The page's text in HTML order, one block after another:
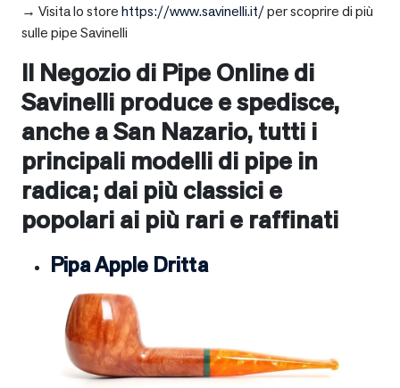
→ Visita lo storehttps://www.savinelli.it/per scoprire di più
sulle pipe Savinelli
Il Negozio di Pipe Online di
Savinelli produce e spedisce,
anche aSan Nazario, tutti i
principali modelli di pipe in
radica; dai più classici e
popolari ai più rari e raffinati
Pipa Apple Dritta